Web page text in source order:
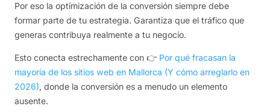
Por eso la optimización de la conversión siempre debe
formar parte de tu estrategia. Garantiza que el tráfico que
generas contribuya realmente a tu negocio.
Esto conecta estrechamente con 👉 Por qué fracasan la
mayoría de los sitios web en Mallorca (Y cómo arreglarlo en
2026), donde la conversión es a menudo un elemento
ausente.